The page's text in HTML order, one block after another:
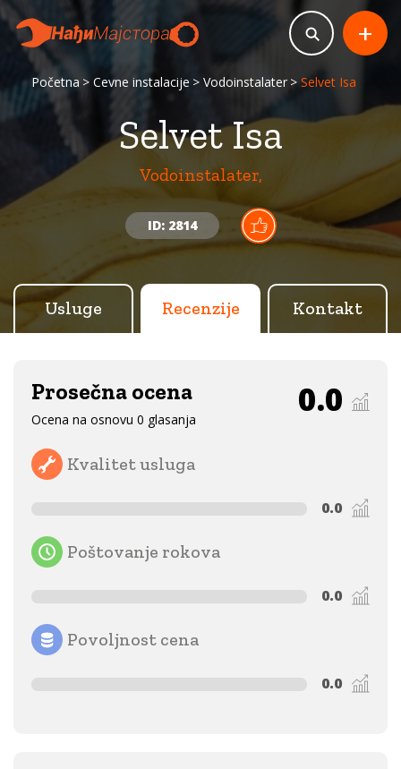
Početna Cevne instalacije Vodoinstalater Selvet Isa
Selvet Isa
Vodoinstalater,
ID: 2814
+
Usluge Recenzije Kontakt
Prosečna ocena
Ocena na osnovu 0 glasanja 0.0
Kvalitet usluga
0.0
Poštovanje rokova
0.0
Povoljnost cena
0.0